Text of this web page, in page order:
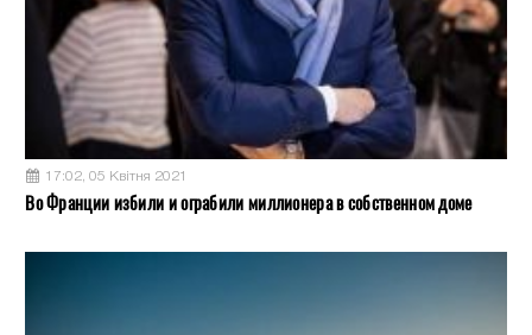
17:02, 05 Квітня 2021
Во Франции избили и ограбили миллионера в собственном доме